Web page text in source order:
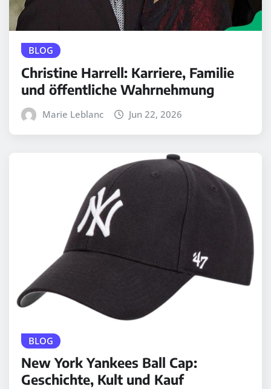
BLOG
Christine Harrell: Karriere, Familie
und öffentliche Wahrnehmung
Marie Leblanc Jun 22, 2026
BLOG
New York Yankees Ball Cap:
Geschichte, Kult und Kauf